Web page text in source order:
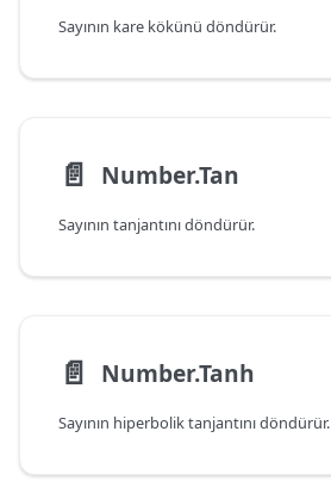
Sayının kare kökünü döndürür.
📄️ Number.Tan
Sayının tanjantını döndürür.
📄️ Number.Tanh
Sayının hiperbolik tanjantını döndürür.